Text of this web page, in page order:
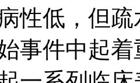
性低，但
事件中起